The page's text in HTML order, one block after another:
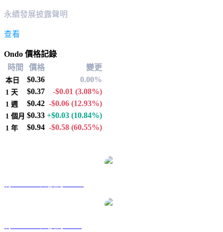
永續發展披露聲明
查看
Ondo 價格記錄
時間
價格 變更
本日 $0.36 0.00%
1 天 $0.37 -$0.01 (3.08%)
1 週 $0.42 -$0.06 (12.93%)
1 個月 $0.33 +$0.03 (10.84%)
1 年 $0.94 -$0.58 (60.55%)